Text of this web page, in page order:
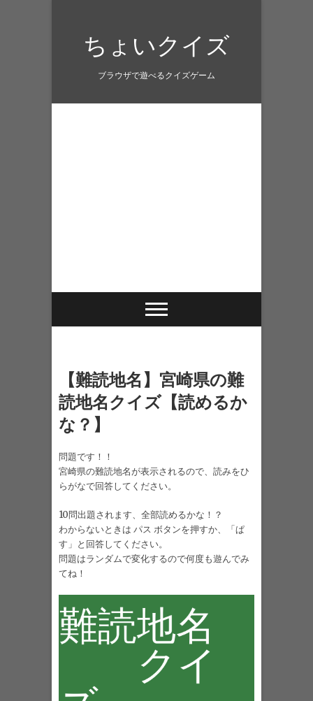
ちょいクイズ
ブラウザで遊べるクイズゲーム
【難読地名】宮崎県の難
読地名クイズ【読めるか
な？】
問題です！！
宮崎県の難読地名が表示されるので、読みをひ
らがなで回答してください。
10問出題されます、全部読めるかな！？
わからないときは パス ボタンを押すか、「ぱ
す」と回答してください。
問題はランダムで変化するので何度も遊んでみ
てね！